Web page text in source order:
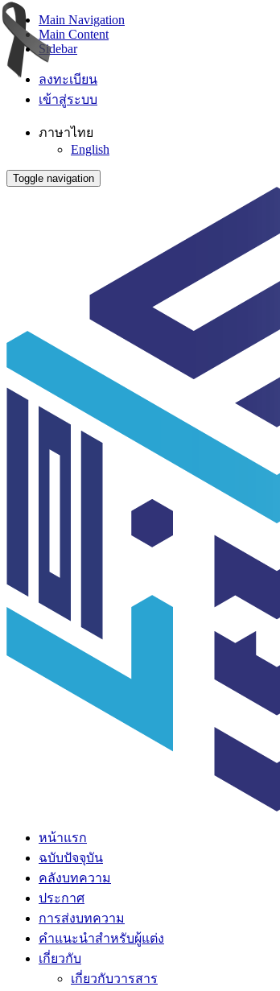
Main Navigation
Main Content
Sidebar
ลงทะเบียน
เข้าสู่ระบบ
ภาษาไทย
English
Toggle navigation
หน้าแรก
ฉบับปัจจุบัน
คลังบทความ
ประกาศ
การส่งบทความ
คำแนะนำสำหรับผู้แต่ง
เกี่ยวกับ
เกี่ยวกับวารสาร